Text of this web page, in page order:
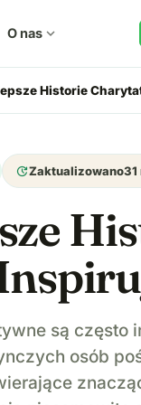
O nas expand_more
Historie
updateZaktualizowano31
są często
osób